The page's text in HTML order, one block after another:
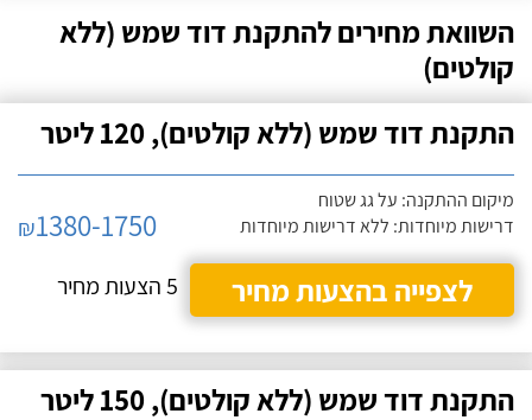
השוואת מחירים להתקנת דוד שמש (ללא
קולטים)
התקנת דוד שמש (ללא קולטים), 120 ליטר
מיקום ההתקנה: על גג שטוח
דרישות מיוחדות: ללא דרישות מיוחדות
₪1380-1750
לצפייה בהצעות מחיר
5 הצעות מחיר
התקנת דוד שמש (ללא קולטים), 150 ליטר